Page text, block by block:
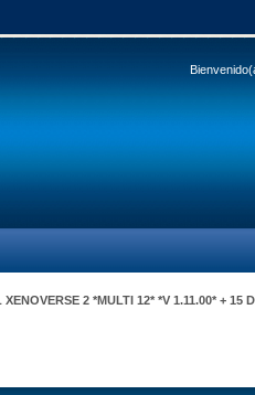
2 *MULTI 12* *V 1.11.00* + 15